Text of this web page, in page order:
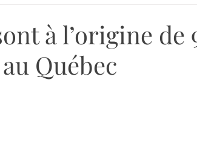
à l’origine de
Québec